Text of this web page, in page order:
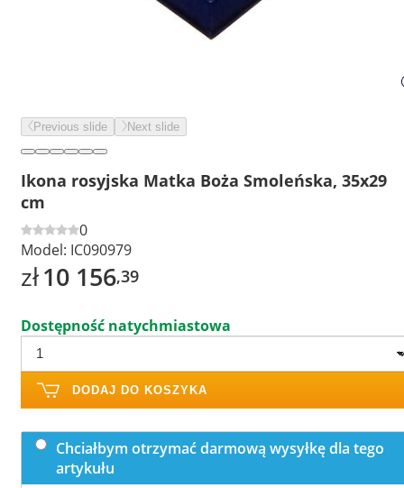
Previous slide Next slide
Ikona rosyjska Matka Boża Smoleńska, 35x29
cm
0
Model: IC090979
zł10 156,39
Dostępność natychmiastowa
DODAJ DO KOSZYKA
Chciałbym otrzymać darmową wysyłkę dla tego
artykułu